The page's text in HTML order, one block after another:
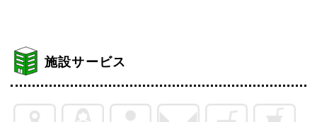
施設サービス